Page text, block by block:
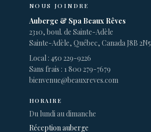
NOUS JOINDRE
Auberge & Spa Beaux Rêves
2310, boul. de Sainte-Adèle
Sainte-Adèle, Québec, Canada J8B 2N5
Local : 450 229-9226
Sans frais : 1 800 279-7679
bienvenue@beauxreves.com
HORAIRE
Du lundi au dimanche
Réception auberge